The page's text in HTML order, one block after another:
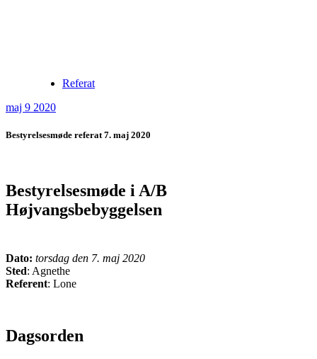
Referat
maj 9 2020
Bestyrelsesmøde referat 7. maj 2020
Bestyrelsesmøde i A/B
Højvangsbebyggelsen
Dato: torsdag den 7. maj 2020
Sted: Agnethe
Referent: Lone
Dagsorden